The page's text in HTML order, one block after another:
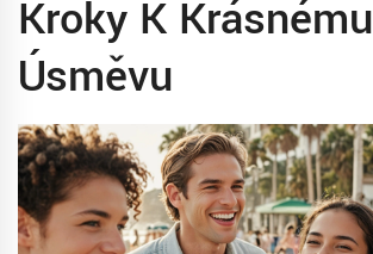
Kroky K Krásnému
Úsměvu